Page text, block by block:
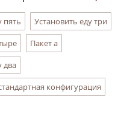
пять
Установить еду три
Пакет а
два
конфигурация